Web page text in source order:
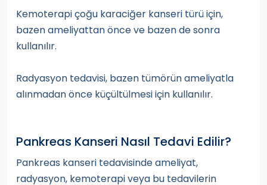
Kemoterapi çoğu karaciğer kanseri türü için,
bazen ameliyattan önce ve bazen de sonra
kullanılır.
Radyasyon tedavisi, bazen tümörün ameliyatla
alınmadan önce küçültülmesi için kullanılır.
Pankreas Kanseri Nasıl Tedavi Edilir?
Pankreas kanseri tedavisinde ameliyat,
radyasyon, kemoterapi veya bu tedavilerin